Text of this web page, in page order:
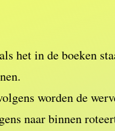
het in de boeken
worden de
naar binnen